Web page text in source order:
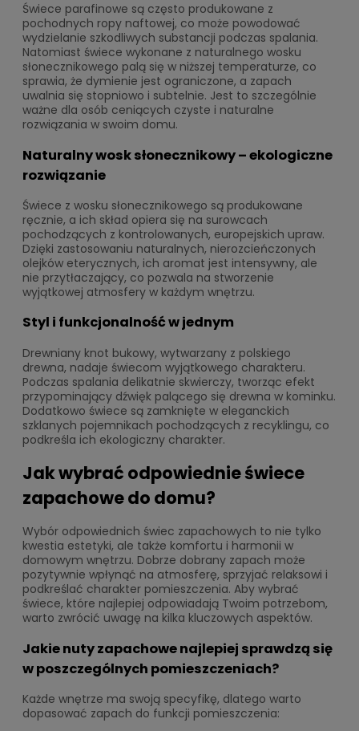
Świece parafinowe są często produkowane z
pochodnych ropy naftowej, co może powodować
wydzielanie szkodliwych substancji podczas spalania.
Natomiast świece wykonane z naturalnego wosku
słonecznikowego palą się w niższej temperaturze, co
sprawia, że dymienie jest ograniczone, a zapach
uwalnia się stopniowo i subtelnie. Jest to szczególnie
ważne dla osób ceniących czyste i naturalne
rozwiązania w swoim domu.
Naturalny wosk słonecznikowy – ekologiczne
rozwiązanie
Świece z wosku słonecznikowego są produkowane
ręcznie, a ich skład opiera się na surowcach
pochodzących z kontrolowanych, europejskich upraw.
Dzięki zastosowaniu naturalnych, nierozcieńczonych
olejków eterycznych, ich aromat jest intensywny, ale
nie przytłaczający, co pozwala na stworzenie
wyjątkowej atmosfery w każdym wnętrzu.
Styl i funkcjonalność w jednym
Drewniany knot bukowy, wytwarzany z polskiego
drewna, nadaje świecom wyjątkowego charakteru.
Podczas spalania delikatnie skwierczy, tworząc efekt
przypominający dźwięk palącego się drewna w kominku.
Dodatkowo świece są zamknięte w eleganckich
szklanych pojemnikach pochodzących z recyklingu, co
podkreśla ich ekologiczny charakter.
Jak wybrać odpowiednie świece
zapachowe do domu?
Wybór odpowiednich świec zapachowych to nie tylko
kwestia estetyki, ale także komfortu i harmonii w
domowym wnętrzu. Dobrze dobrany zapach może
pozytywnie wpłynąć na atmosferę, sprzyjać relaksowi i
podkreślać charakter pomieszczenia. Aby wybrać
świece, które najlepiej odpowiadają Twoim potrzebom,
warto zwrócić uwagę na kilka kluczowych aspektów.
Jakie nuty zapachowe najlepiej sprawdzą się
w poszczególnych pomieszczeniach?
Każde wnętrze ma swoją specyfikę, dlatego warto
dopasować zapach do funkcji pomieszczenia: